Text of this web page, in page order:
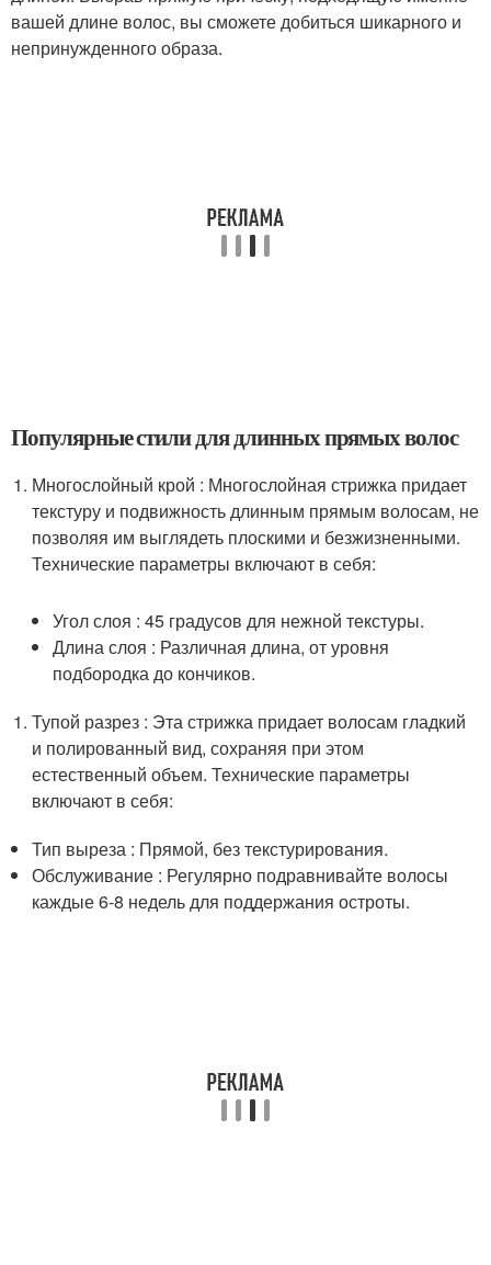
вашей длине волос, вы сможете добиться шикарного и
непринужденного образа.
Популярные стили для длинных прямых волос
Многослойный крой : Многослойная стрижка придает
текстуру и подвижность длинным прямым волосам, не
позволяя им выглядеть плоскими и безжизненными.
Технические параметры включают в себя:
Угол слоя : 45 градусов для нежной текстуры.
Длина слоя : Различная длина, от уровня
подбородка до кончиков.
Тупой разрез : Эта стрижка придает волосам гладкий
и полированный вид, сохраняя при этом
естественный объем. Технические параметры
включают в себя:
Тип выреза : Прямой, без текстурирования.
Обслуживание : Регулярно подравнивайте волосы
каждые 6-8 недель для поддержания остроты.